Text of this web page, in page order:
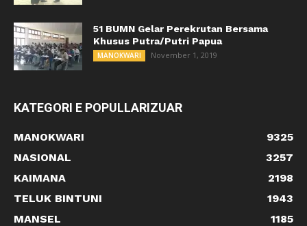
51 BUMN Gelar Perekrutan Bersama
Khusus Putra/Putri Papua
MANOKWARI November 1, 2019
KATEGORI E POPULLARIZUAR
MANOKWARI
9325
NASIONAL
3257
KAIMANA
2198
TELUK BINTUNI
1943
MANSEL
1185